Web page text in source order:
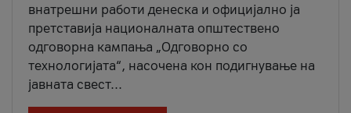
внатрешни работи денеска и официјално ја
претставија националната општествено
одговорна кампања „Одговорно со
технологијата“, насочена кон подигнување на
јавната свест...